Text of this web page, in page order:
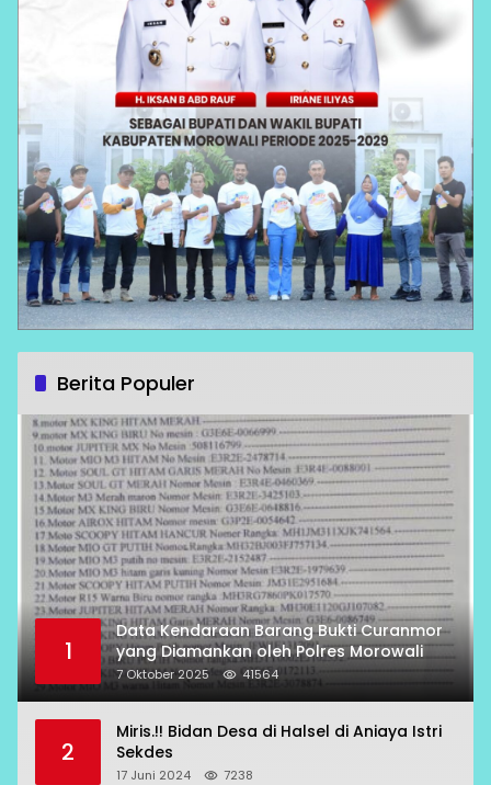
Berita Populer
1
Data Kendaraan Barang Bukti Curanmor
yang Diamankan oleh Polres Morowali
7 Oktober 2025 41564
2
Miris.!! Bidan Desa di Halsel di Aniaya Istri
Sekdes
17 Juni 2024 7238